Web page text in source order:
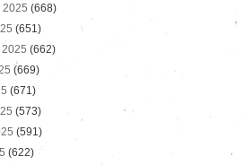
2025 (668)
(651)
(662)
(669)
(671)
(573)
(591)
(622)